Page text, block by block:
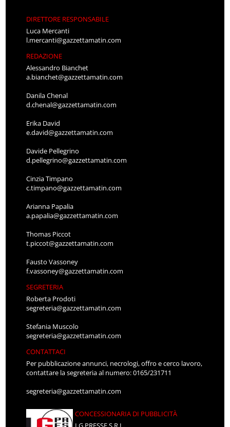
DIRETTORE RESPONSABILE
Luca Mercanti
l.mercanti@gazzettamatin.com
REDAZIONE
Alessandro Bianchet
a.bianchet@gazzettamatin.com
Danila Chenal
d.chenal@gazzettamatin.com
Erika David
e.david@gazzettamatin.com
Davide Pellegrino
d.pellegrino@gazzettamatin.com
Cinzia Timpano
c.timpano@gazzettamatin.com
Arianna Papalia
a.papalia@gazzettamatin.com
Thomas Piccot
t.piccot@gazzettamatin.com
Fausto Vassoney
f.vassoney@gazzettamatin.com
SEGRETERIA
Roberta Prodoti
segreteria@gazzettamatin.com
Stefania Muscolo
segreteria@gazzettamatin.com
CONTATTACI
Per pubblicazione annunci, necrologi, offro e cerco lavoro,
contattare la segreteria al numero: 0165/231711
segreteria@gazzettamatin.com
CONCESSIONARIA DI PUBBLICITÀ